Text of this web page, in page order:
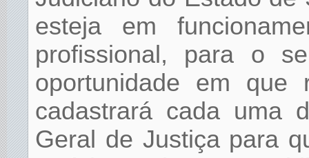
esteja em
profissional, para o
oportunidade em que
cadastrará cada uma
Geral de Justiça para